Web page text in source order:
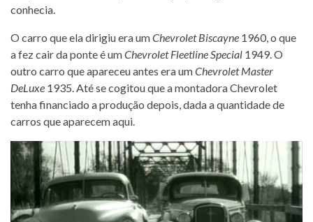
conhecia.
O carro que ela dirigiu era umChevrolet Biscayne 1960, o que
a fez cair da ponte é umChevrolet Fleetline Special 1949. O
outro carro que apareceu antes era umChevrolet Master
DeLuxe 1935. Até se cogitou que a montadora Chevrolet
tenha financiado a produção depois, dada a quantidade de
carros que aparecem aqui.